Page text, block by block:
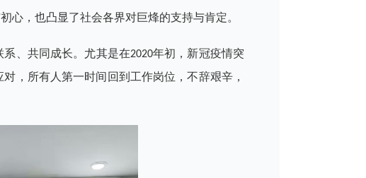
心，也凸显了社会各界对巨烽的支持与肯定。
、共同成长。尤其是在2020年初，新冠疫情突
，所有人第一时间回到工作岗位，不辞艰辛，